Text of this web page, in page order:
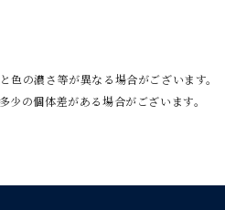
色の濃さ等が異なる場合がございます。
少の個体差がある場合がございます。